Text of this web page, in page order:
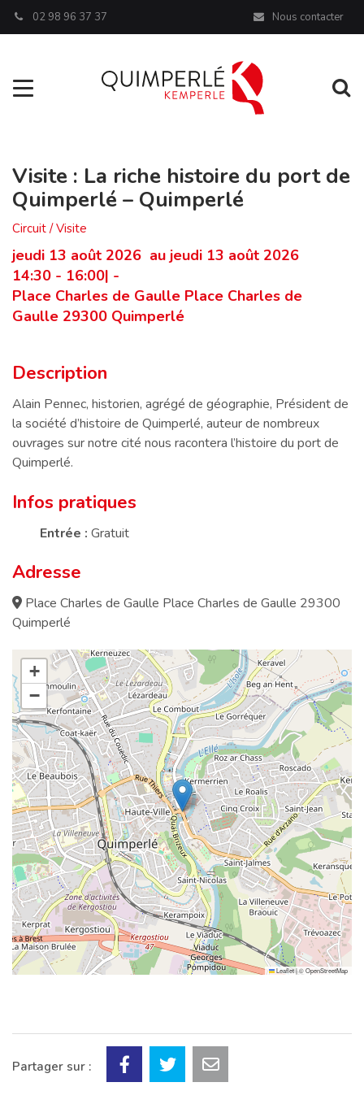
02 98 96 37 37 Nous contacter
Aller à la navigation
Visite : La riche histoire du port de
Quimperlé – Quimperlé
Circuit / Visite
jeudi 13 août 2026 au jeudi 13 août 2026
14:30 - 16:00| -
Place Charles de Gaulle Place Charles de
Gaulle 29300 Quimperlé
Description
Alain Pennec, historien, agrégé de géographie, Président de
la société d’histoire de Quimperlé, auteur de nombreux
ouvrages sur notre cité nous racontera l’histoire du port de
Quimperlé.
Infos pratiques
Entrée :Gratuit
Adresse
Place Charles de Gaulle Place Charles de Gaulle 29300
Quimperlé
+
−
Leaflet|©OpenStreetMap
Partager sur :